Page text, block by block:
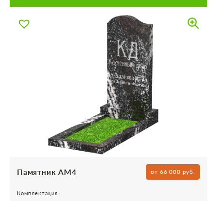
Памятник АМ4 от 66 000 руб.
Комплектация: